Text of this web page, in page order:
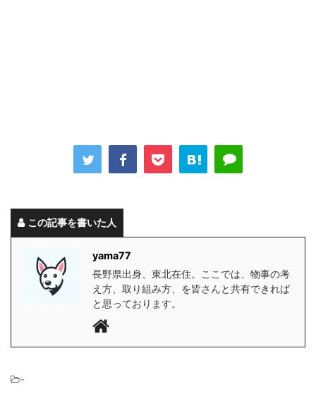
この記事を書いた人
yama77
長野県出身、東北在住。ここでは、物事の考
え方、取り組み方、を皆さんと共有できれば
と思っております。
-